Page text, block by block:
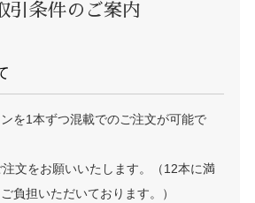
引条件のご案内
を1本ずつ混載でのご注文が可能で
文をお願いいたします。（12本に満
負担いただいております。）